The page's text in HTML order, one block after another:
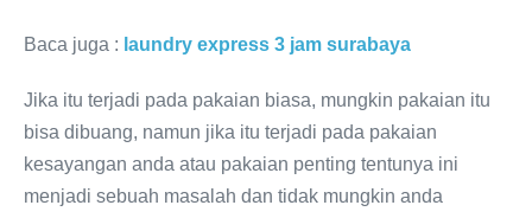
Baca juga : laundry express 3 jam surabaya
Jika itu terjadi pada pakaian biasa, mungkin pakaian itu
bisa dibuang, namun jika itu terjadi pada pakaian
kesayangan anda atau pakaian penting tentunya ini
menjadi sebuah masalah dan tidak mungkin anda